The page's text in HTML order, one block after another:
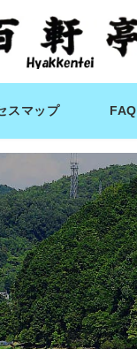
スマップ FAQ